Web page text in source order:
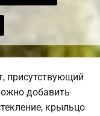
присутствующий
добавить
крыльцо